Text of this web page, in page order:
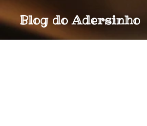
Blog doAdersinho